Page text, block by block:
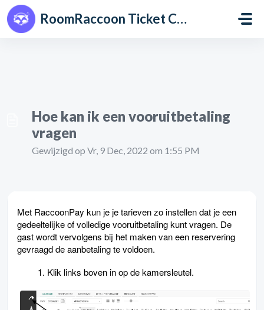
Doorgaan naar hoofdinhoud
RoomRaccoon Ticket Centre
Hoe kan ik een vooruitbetaling
vragen
Gewijzigd op Vr, 9 Dec, 2022 om 1:55 PM
Met RaccoonPay kun je je tarieven zo instellen dat je een
gedeeltelijke of volledige vooruitbetaling kunt vragen. De
gast wordt vervolgens bij het maken van een reservering
gevraagd de aanbetaling te voldoen.
1. Klik links boven in op de kamersleutel.